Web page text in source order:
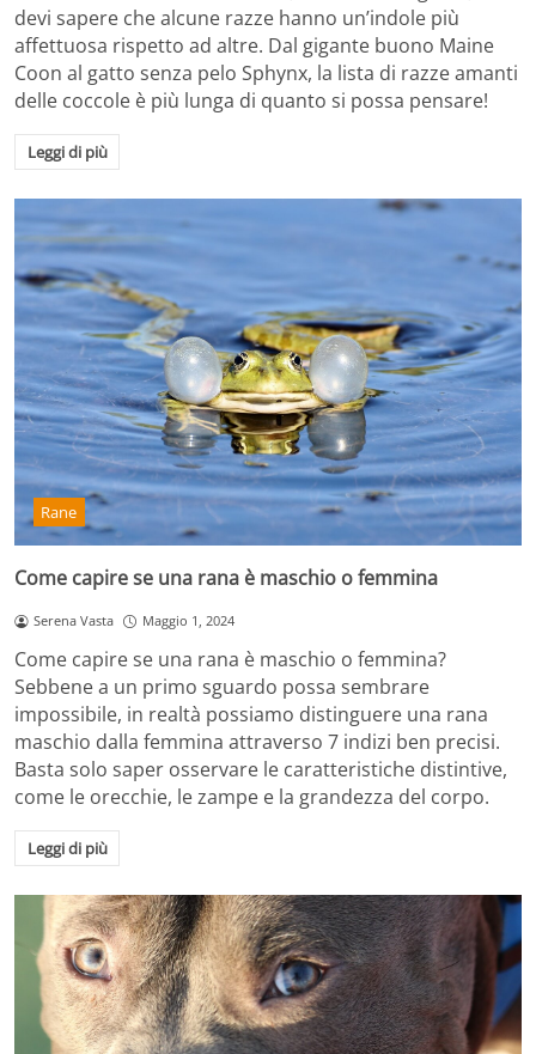
devi sapere che alcune razze hanno un’indole più
affettuosa rispetto ad altre. Dal gigante buono Maine
Coon al gatto senza pelo Sphynx, la lista di razze amanti
delle coccole è più lunga di quanto si possa pensare!
Leggi di più
Rane
Come capire se una rana è maschio o femmina
Serena Vasta Maggio 1, 2024
Come capire se una rana è maschio o femmina?
Sebbene a un primo sguardo possa sembrare
impossibile, in realtà possiamo distinguere una rana
maschio dalla femmina attraverso 7 indizi ben precisi.
Basta solo saper osservare le caratteristiche distintive,
come le orecchie, le zampe e la grandezza del corpo.
Leggi di più